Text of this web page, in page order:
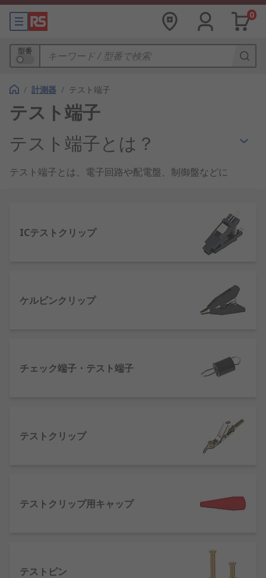
0
型番
/ 計測器 / テスト端子
テスト端子
テスト端子とは？
テスト端子とは、電子回路や配電盤、制御盤などに
一般的には、機器側に試験用ケーブルを接続するた
めのソケットがあり、そこにケーブルに取り付けた
プラグを差し込んで測定を行います。ソケットがな
ローブと呼ばれる細い棒状の先端を回路の一部に接
触させ、オシロスコープなどに接続して測定するの
テスト端子の種類
ナナカプラなど、様々な製品を豊富に取り揃
えております。
タクトプローブには様々な先端形状があり、
‐電気計器と端子線また
はテストリードを接続するためのコネクタで
ICテストクリップ
ケルビンクリップ
チェック端子・テスト端子
テストクリップ
テストクリップ用キャップ
テストピン